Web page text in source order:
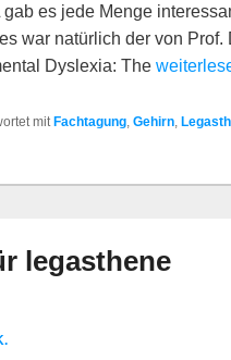
es jede Menge
war natürlich der von Prof.
Dyslexia: The Aktuelle
mit Fachtagung, Gehirn,
legasthene